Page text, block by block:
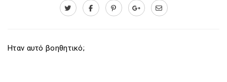
Ηταν αυτό βοηθητικό;